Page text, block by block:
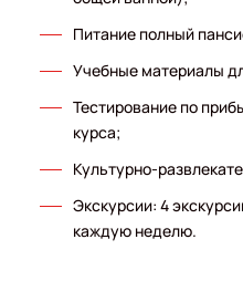
Питание полный
Учебные материалы
Тестирование по
курса;
Культурно-
Экскурсии: 4
каждую неделю.